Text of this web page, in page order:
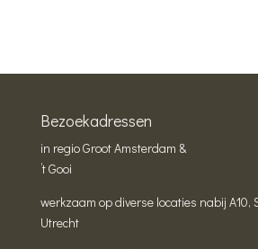
Bezoekadressen
in regio Groot Amsterdam &
’t Gooi
werkzaam op diverse locaties nabij A10,
Utrecht